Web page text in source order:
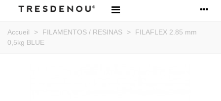
Accueil > FILAMENTOS / RESINAS >
FILAFLEX 2.85 mm
0,5kg BLUE